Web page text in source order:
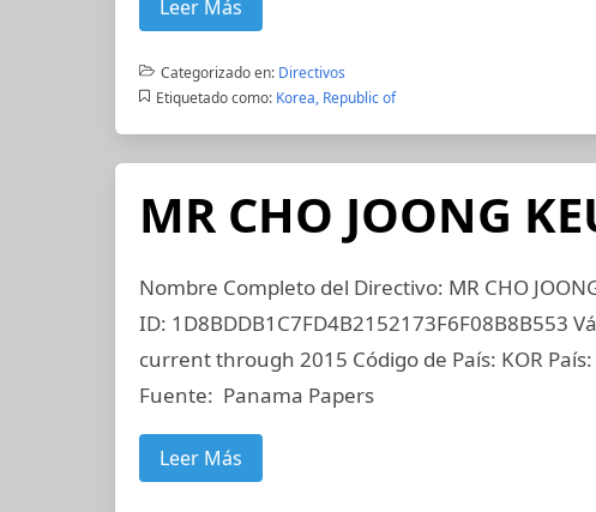
Leer Más
Categorizado en: Directivos
Etiquetado como: Korea, Republic of
MR CHO JOONG
Nombre Completo del Directivo: MR CHO
ID: 1D8BDDB1C7FD4B2152173F6F08B8B553
current through 2015 Código de País: KOR
Fuente: Panama Papers
Leer Más